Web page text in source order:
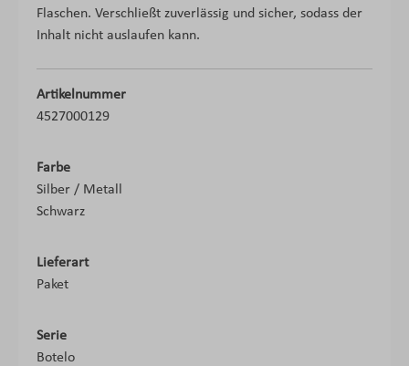
Flaschen. Verschließt zuverlässig und sicher, sodass der
Inhalt nicht auslaufen kann.
Artikelnummer
4527000129
Farbe
Silber / Metall
Schwarz
Lieferart
Paket
Serie
Botelo